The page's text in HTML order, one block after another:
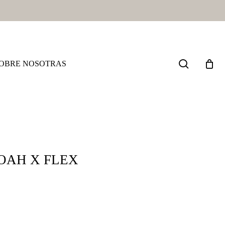
NOSOTRAS search
X FLEX